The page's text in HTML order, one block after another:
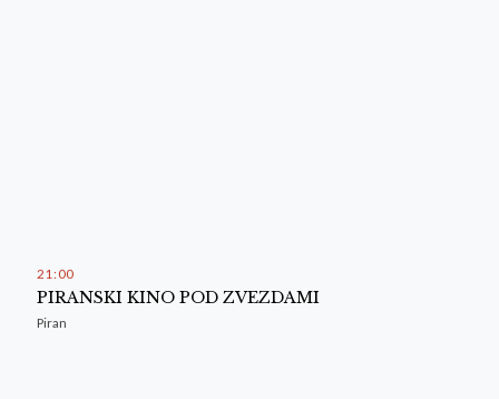
21 : 00
PIRANSKI KINO POD ZVEZDAMI
Piran